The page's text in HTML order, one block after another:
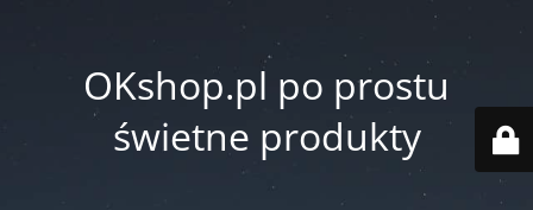
OKshop.pl po prostu
świetne produkty